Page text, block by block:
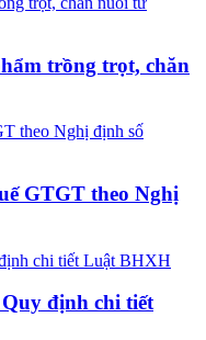
trồng trọt, chăn
GTGT theo Nghị
định chi tiết